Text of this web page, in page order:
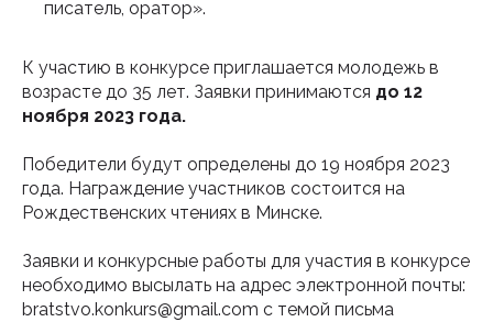
писатель, оратор».
К участию в конкурсе приглашается молодежь в
возрасте до 35 лет. Заявки принимаются до 12
ноября 2023 года.
Победители будут определены до 19 ноября 2023
года. Награждение участников состоится на
Рождественских чтениях в Минске.
Заявки и конкурсные работы для участия в конкурсе
необходимо высылать на адрес электронной почты:
bratstvo.konkurs@gmail.com с темой письма